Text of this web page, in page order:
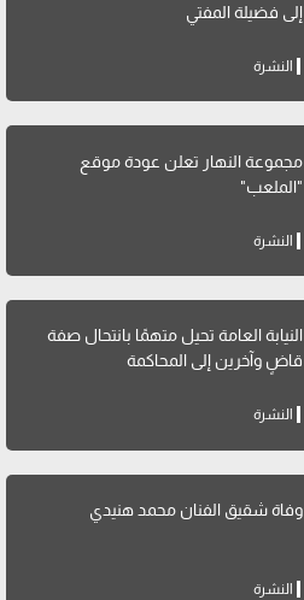
إلى فضيلة المفتي
النشرة
مجموعة النهار تعلن عودة موقع
"الملعب"
النشرة
النيابة العامة تحيل متهمًا بانتحال صفة
قاضٍ وآخرين إلى المحاكمة
النشرة
وفاة شقيق الفنان محمد هنيدي
النشرة